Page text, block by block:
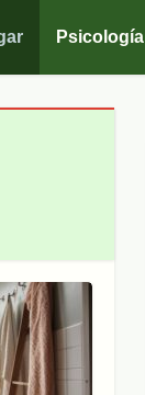
Psicología